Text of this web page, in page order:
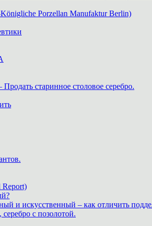
Porzellan Manufaktur Berlin)
старинное столовое серебро.
и искусственный – как отличить
с позолотой.